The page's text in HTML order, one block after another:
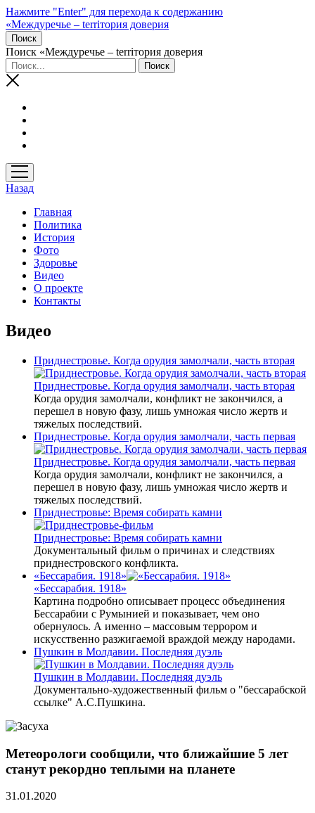
Нажмите "Enter" для перехода к содержанию
«Междуречье – terriтория доверия
Поиск
Поиск «Междуречье – terriтория доверия
открыть
меню
Назад
Главная
Политика
История
Фото
Здоровье
Видео
О проекте
Контакты
Видео
Приднестровье. Когда орудия замолчали, часть вторая
Приднестровье. Когда орудия замолчали, часть вторая
Когда орудия замолчали, конфликт не закончился, а
перешел в новую фазу, лишь умножая число жертв и
тяжелых последствий.
Приднестровье. Когда орудия замолчали, часть первая
Приднестровье. Когда орудия замолчали, часть первая
Когда орудия замолчали, конфликт не закончился, а
перешел в новую фазу, лишь умножая число жертв и
тяжелых последствий.
Приднестровье: Время собирать камни
Приднестровье: Время собирать камни
Документальный фильм о причинах и следствиях
приднестровского конфликта.
«Бессарабия. 1918»
«Бессарабия. 1918»
Картина подробно описывает процесс объединения
Бессарабии с Румынией и показывает, чем оно
обернулось. А именно – массовым террором и
искусственно разжигаемой враждой между народами.
Пушкин в Молдавии. Последняя дуэль
Пушкин в Молдавии. Последняя дуэль
Документально-художественный фильм о "бессарабской
ссылке" А.С.Пушкина.
Метеорологи сообщили, что ближайшие 5 лет
станут рекордно теплыми на планете
31.01.2020